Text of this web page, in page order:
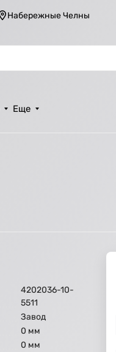
Набережные Челны
Еще
4202036-10-
5511
Завод
0 мм
0 мм